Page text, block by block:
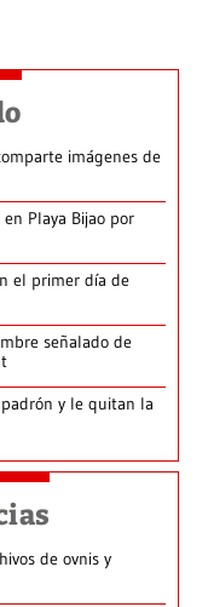
imágenes de
Playa Bijao por
el primer día de
señalado de
y le quitan la
de ovnis y